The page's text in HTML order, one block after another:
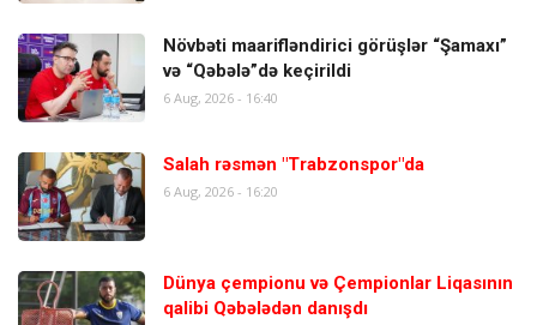
Növbəti maarifləndirici görüşlər “Şamaxı”
və “Qəbələ”də keçirildi
6 Aug, 2026 - 16:40
Salah rəsmən "Trabzonspor"da
6 Aug, 2026 - 16:20
Dünya çempionu və Çempionlar Liqasının
qalibi Qəbələdən danışdı